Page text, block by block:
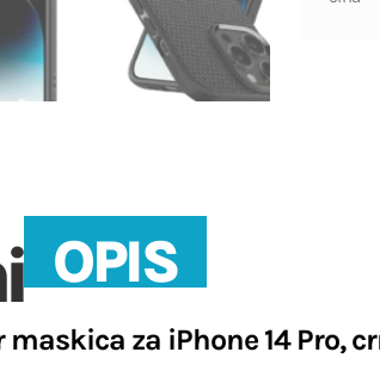
OPIS
​​za iPhone 14 Pro,